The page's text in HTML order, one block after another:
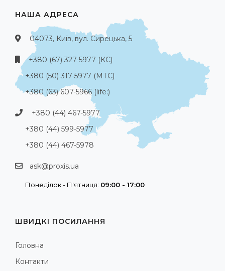
НАША АДРЕСА
04073, Київ, вул. Сирецька, 5
+380 (67) 327-5977 (КС)
+380 (50) 317-5977 (МТС)
+380 (63) 607-5966 (life:)
+380 (44) 467-5977
+380 (44) 599-5977
+380 (44) 467-5978
ask@proxis.ua
Понеділок - П'ятниця: 09:00 - 17:00
ШВИДКІ ПОСИЛАННЯ
Головна
Контакти